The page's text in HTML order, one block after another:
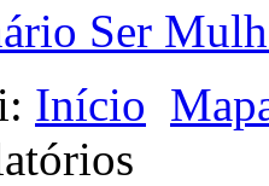
Ser
Início